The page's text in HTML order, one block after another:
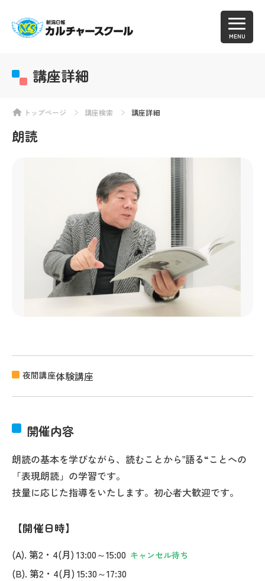
MENU
講座詳細
トップページ 講座検索 講座詳細
朗読
夜間講座体験講座
開催内容
朗読の基本を学びながら、読むことから‟語る“ことへの
「表現朗読」の学習です。
技量に応じた指導をいたします。初心者大歓迎です。
開催日時
(A). 第2・4(月) 13:00～15:00 キャンセル待ち
(B). 第2・4(月) 15:30～17:30